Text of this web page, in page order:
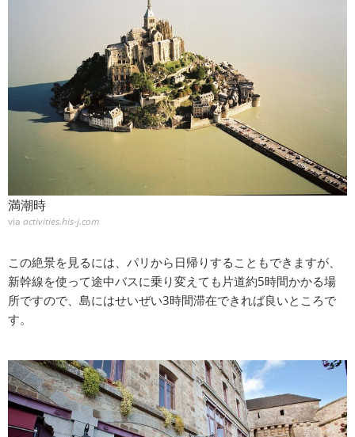
満潮時
via activities.his-j.com
この絶景を見るには、パリから日帰りすることもできますが、
新幹線を使って途中バスに乗り変えても片道約5時間かかる場
所ですので、島にはせいぜい3時間滞在できれば良いところで
す。